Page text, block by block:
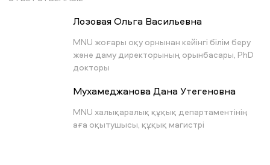
Лозовая Ольга Васильевна
MNU жоғары оқу орнынан кейінгі білім беру
және даму директорының орынбасары, PhD
докторы
Мухамеджанова Дана Утегеновна
MNU халықаралық құқық департаментінің
аға оқытушысы, құқық магистрі